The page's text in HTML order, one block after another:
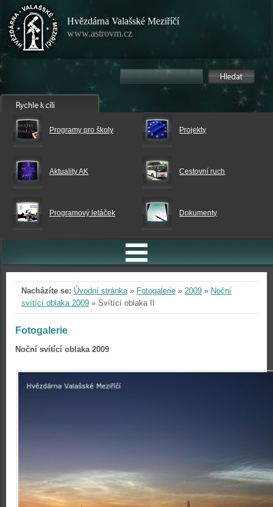
Hvězdárna Valašské Meziříčí
www.astrovm.cz
Programy pro školy Projekty
Aktuality AK Cestovní ruch
Programový letáček Dokumenty
Nacházíte se: Úvodní stránka» Fotogalerie » 2009 » Noční
svítící oblaka 2009 » Svítící oblaka II
Fotogalerie
Noční svítící oblaka 2009